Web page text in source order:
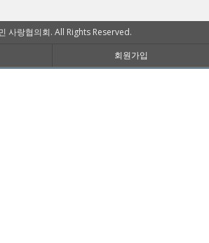
사랑협의회. All Rights Reserved.
회원가입